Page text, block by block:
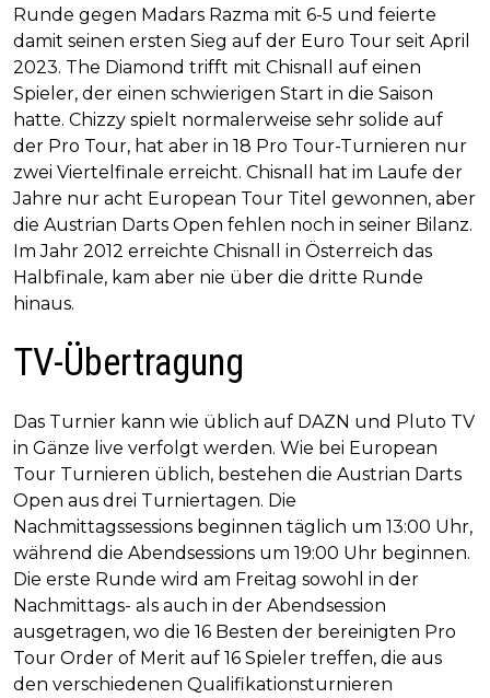
Runde gegen Madars Razma mit 6-5 und feierte
damit seinen ersten Sieg auf der Euro Tour seit April
2023. The Diamond trifft mit Chisnall auf einen
Spieler, der einen schwierigen Start in die Saison
hatte. Chizzy spielt normalerweise sehr solide auf
der Pro Tour, hat aber in 18 Pro Tour-Turnieren nur
zwei Viertelfinale erreicht. Chisnall hat im Laufe der
Jahre nur acht European Tour Titel gewonnen, aber
die Austrian Darts Open fehlen noch in seiner Bilanz.
Im Jahr 2012 erreichte Chisnall in Österreich das
Halbfinale, kam aber nie über die dritte Runde
hinaus.
TV-Übertragung
Das Turnier kann wie üblich auf DAZN und Pluto TV
in Gänze live verfolgt werden. Wie bei European
Tour Turnieren üblich, bestehen die Austrian Darts
Open aus drei Turniertagen. Die
Nachmittagssessions beginnen täglich um 13:00 Uhr,
während die Abendsessions um 19:00 Uhr beginnen.
Die erste Runde wird am Freitag sowohl in der
Nachmittags- als auch in der Abendsession
ausgetragen, wo die 16 Besten der bereinigten Pro
Tour Order of Merit auf 16 Spieler treffen, die aus
den verschiedenen Qualifikationsturnieren